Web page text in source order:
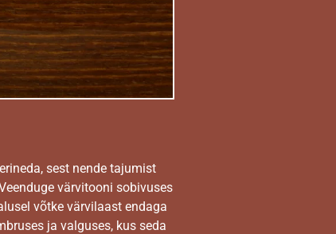
sest nende tajumist
värvitooni sobivuses
võtke värvilaast endaga
ja valguses, kus seda